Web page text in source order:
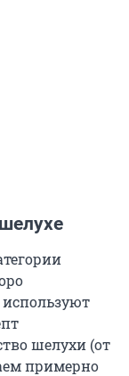
используют
шелухи (от
примерно